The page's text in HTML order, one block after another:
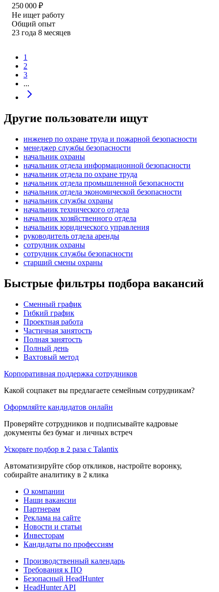
250 000 ₽
Не ищет работу
Общий опыт
23 года 8 месяцев
1
2
3
...
Другие пользователи ищут
инженер по охране труда и пожарной безопасности
менеджер службы безопасности
начальник охраны
начальник отдела информационной безопасности
начальник отдела по охране труда
начальник отдела промышленной безопасности
начальник отдела экономической безопасности
начальник службы охраны
начальник технического отдела
начальник хозяйственного отдела
начальник юридического управления
руководитель отдела аренды
сотрудник охраны
сотрудник службы безопасности
старший смены охраны
Быстрые фильтры подбора вакансий
Сменный график
Гибкий график
Проектная работа
Частичная занятость
Полная занятость
Полный день
Вахтовый метод
Корпоративная поддержка сотрудников
Какой соцпакет вы предлагаете семейным сотрудникам?
Оформляйте кандидатов онлайн
Проверяйте сотрудников и подписывайте кадровые
документы без бумаг и личных встреч
Ускорьте подбор в 2 раза с Talantix
Автоматизируйте сбор откликов, настройте воронку,
собирайте аналитику в 2 клика
О компании
Наши вакансии
Партнерам
Реклама на сайте
Новости и статьи
Инвесторам
Кандидаты по профессиям
Производственный календарь
Требования к ПО
Безопасный HeadHunter
HeadHunter API